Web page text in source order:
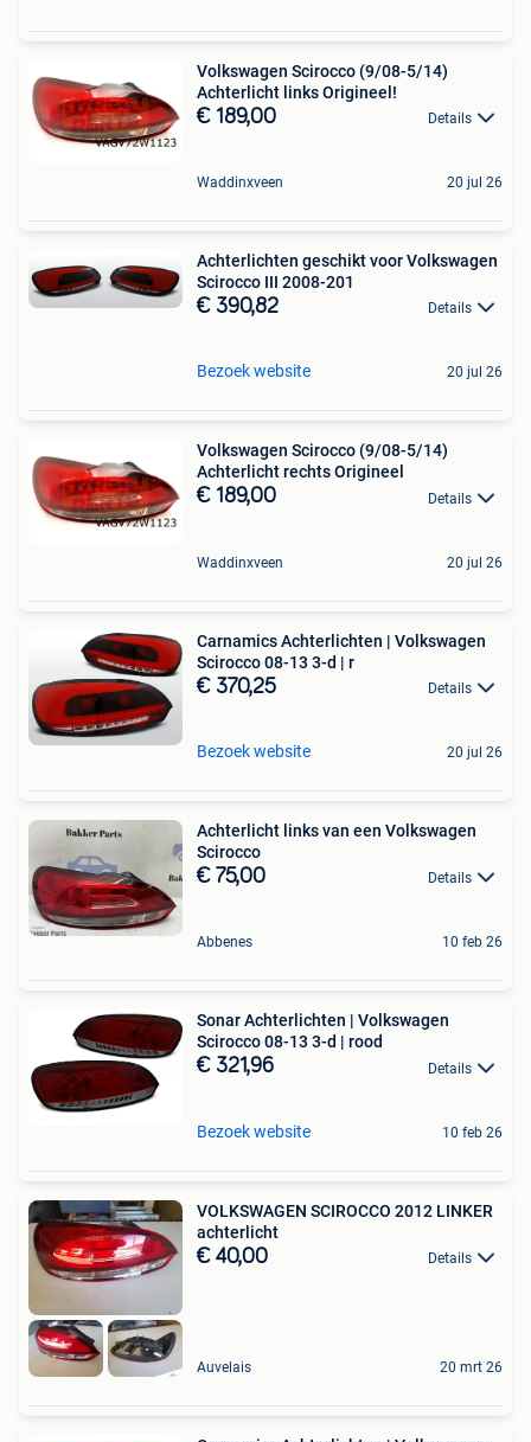
Volkswagen Scirocco (9/08-5/14)
Achterlicht links Origineel!
€ 189,00 Details
Waddinxveen 20 jul 26
Achterlichten geschikt voor Volkswagen
Scirocco III 2008-201
€ 390,82 Details
Bezoek website 20 jul 26
Volkswagen Scirocco (9/08-5/14)
Achterlicht rechts Origineel
€ 189,00 Details
Waddinxveen 20 jul 26
Carnamics Achterlichten | Volkswagen
Scirocco 08-13 3-d | r
€ 370,25 Details
Bezoek website 20 jul 26
Achterlicht links van een Volkswagen
Scirocco
€ 75,00 Details
Abbenes 10 feb 26
Sonar Achterlichten | Volkswagen
Scirocco 08-13 3-d | rood
€ 321,96 Details
Bezoek website 10 feb 26
VOLKSWAGEN SCIROCCO 2012 LINKER
achterlicht
€ 40,00 Details
Auvelais 20 mrt 26